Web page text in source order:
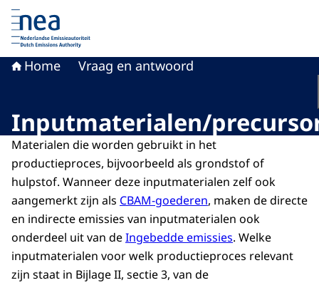
Naar de homepage van Nederlandse Emissieautoriteit
Home Vraag en antwoord
Inputmaterialen/
Materialen die worden gebruikt in het
productieproces, bijvoorbeeld als grondstof of
hulpstof. Wanneer deze inputmaterialen zelf ook
aangemerkt zijn als CBAM-goederen, maken de directe
en indirecte emissies van inputmaterialen ook
onderdeel uit van deIngebedde emissies. Welke
inputmaterialen voor welk productieproces relevant
zijn staat in Bijlage II, sectie 3, van de